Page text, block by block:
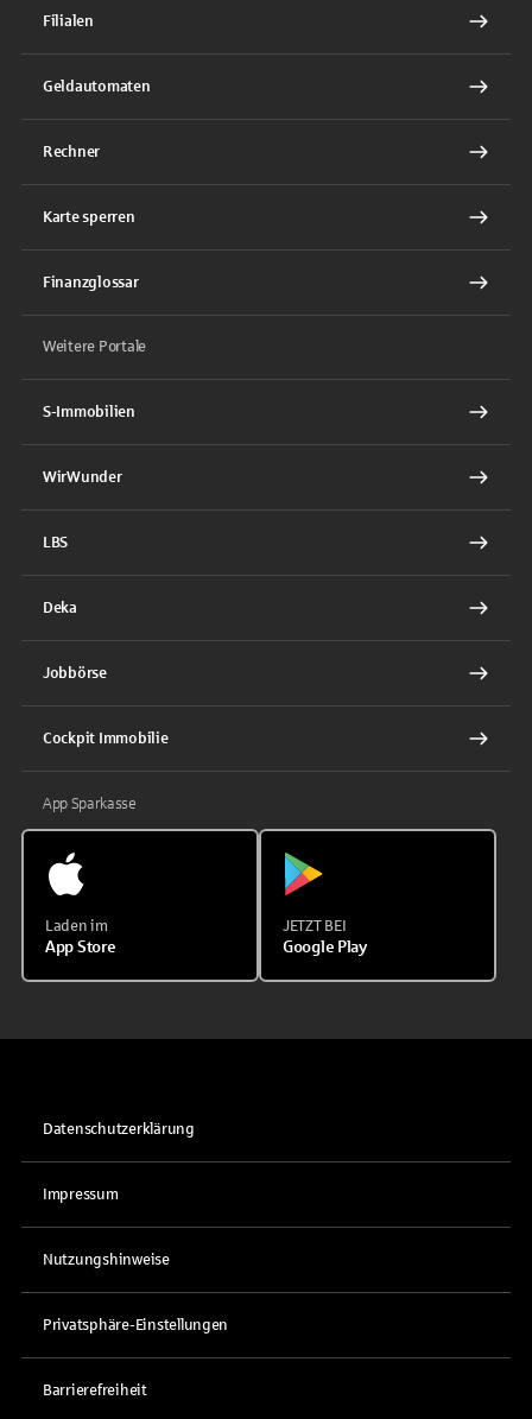
Filialen
Geldautomaten
Rechner
Karte sperren
Finanzglossar
Weitere Portale
S-Immobilien
WirWunder
LBS
Deka
Jobbörse
Cockpit Immobilie
App Sparkasse
Laden im
App Store
JETZT BEI
Google Play
Datenschutzerklärung
Impressum
Nutzungshinweise
Privatsphäre-Einstellungen
Barrierefreiheit